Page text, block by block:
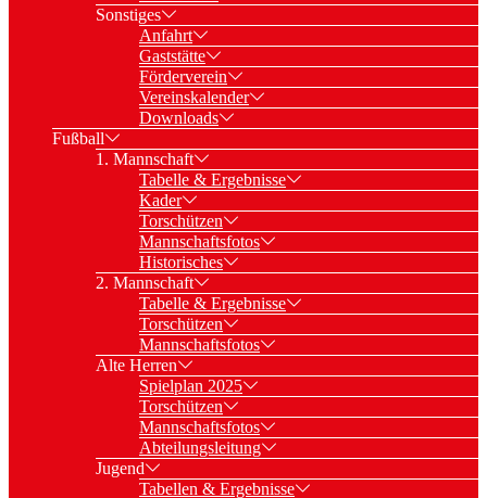
Sonstiges
Anfahrt
Gaststätte
Förderverein
Vereinskalender
Downloads
Fußball
1. Mannschaft
Tabelle & Ergebnisse
Kader
Torschützen
Mannschaftsfotos
Historisches
2. Mannschaft
Tabelle & Ergebnisse
Torschützen
Mannschaftsfotos
Alte Herren
Spielplan 2025
Torschützen
Mannschaftsfotos
Abteilungsleitung
Jugend
Tabellen & Ergebnisse